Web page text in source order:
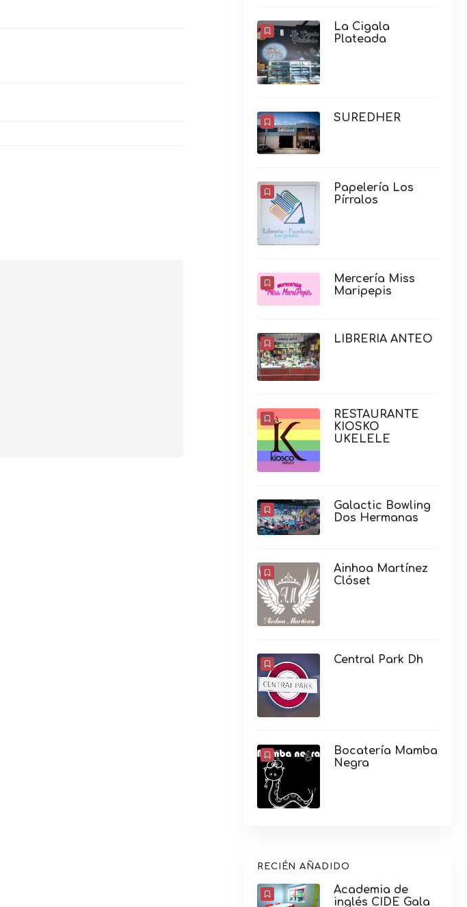
La Cigala
Plateada
SUREDHER
Papelería Los
Pírralos
Mercería Miss
Maripepis
LIBRERIA ANTEO
RESTAURANTE
KIOSKO
UKELELE
Galactic Bowling
Dos Hermanas
Ainhoa Martínez
Clóset
Central Park Dh
Bocatería Mamba
Negra
RECIÉN AÑADIDO
Academia de
inglés CIDE Gala